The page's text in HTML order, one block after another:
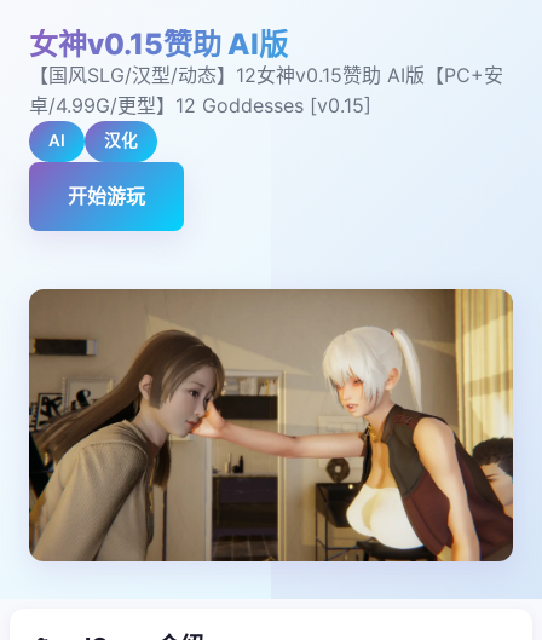
女神v0.15赞助 AI版
【国风SLG/汉型/动态】12女神v0.15赞助 AI版【PC+安
卓/4.99G/更型】12 Goddesses [v0.15]
AI 汉化
开始游玩